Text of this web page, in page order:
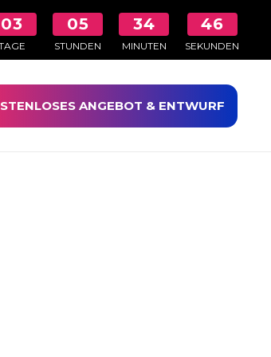
03 05
STUNDEN
34
MINUTEN
45
SEKUNDEN
öffnen ANGEBOT & ENTWURF